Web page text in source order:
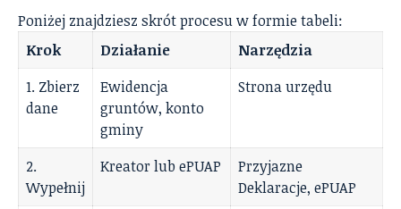
Poniżej znajdziesz skrót procesu w formie tabeli:
Krok
Działanie
Narzędzia
1. Zbierz
dane
Ewidencja
gruntów, konto
gminy
Strona urzędu
2.
Wypełnij
Kreator lub ePUAP
Przyjazne
Deklaracje, ePUAP